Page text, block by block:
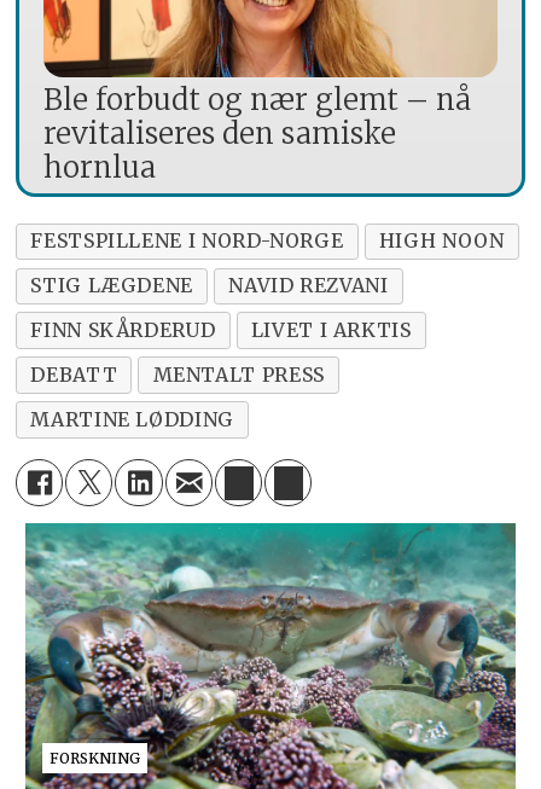
Ble forbudt og nær glemt – nå
revitaliseres den samiske
hornlua
FESTSPILLENE I NORD-NORGE
HIGH NOON
STIG LÆGDENE
NAVID REZVANI
FINN SKÅRDERUD
LIVET I ARKTIS
DEBATT
MENTALT PRESS
MARTINE LØDDING
FORSKNING